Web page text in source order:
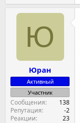
Ю
Юран
Активный
Участник
Сообщения
138
Репутация
-2
Реакции
23